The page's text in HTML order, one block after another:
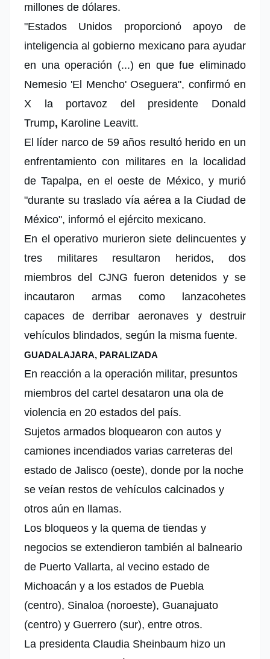
millones de dólares.
"Estados Unidos proporcionó apoyo de
inteligencia al gobierno mexicano para ayudar
en una operación (...) en que fue eliminado
Nemesio 'El Mencho' Oseguera", confirmó en
X la portavoz del presidente
Donald
Trump, Karoline Leavitt.
El líder narco de 59 años resultó herido en un
enfrentamiento con militares en la localidad
de Tapalpa, en el oeste de México, y murió
"durante su traslado vía aérea a la Ciudad de
México", informó el ejército mexicano.
En el operativo murieron siete delincuentes y
tres militares resultaron heridos, dos
miembros del CJNG fueron detenidos y se
incautaron armas como lanzacohetes
capaces de derribar aeronaves y destruir
vehículos blindados, según la misma fuente.
GUADALAJARA, PARALIZADA
En reacción a la operación militar, presuntos
miembros del cartel desataron una ola de
violencia en 20 estados del país.
Sujetos armados bloquearon con autos y
camiones incendiados varias carreteras del
estado de Jalisco (oeste), donde por la noche
se veían restos de vehículos calcinados y
otros aún en llamas.
Los bloqueos y la quema de tiendas y
negocios se extendieron también al balneario
de Puerto Vallarta, al vecino estado de
Michoacán y a los estados de Puebla
(centro), Sinaloa (noroeste), Guanajuato
(centro) y Guerrero (sur), entre otros.
La presidenta Claudia Sheinbaum hizo un